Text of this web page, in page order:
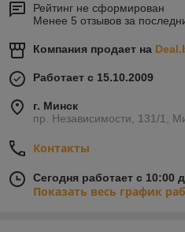
Рейтинг не сформирован
Менее 5 отзывов за
Компания продает на
Работает с 15.10.2009
г. Минск
пр. Независимости, 131/1,
Контакты
Сегодня работает с 10:00
Показать весь график